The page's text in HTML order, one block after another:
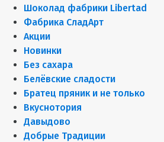
Шоколад фабрики Libertad
Фабрика СладАрт
Акции
Новинки
Без сахара
Белёвские сладости
Братец пряник и не только
Вкуснотория
Давыдово
Добрые Традиции